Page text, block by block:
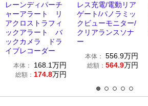
レーンディパーチ
ャーアラート リ
アクロストラフィ
ックアラート バ
ックカメラ ドラ
イブレコーダー
本体： 168.1万円
総額： 174.8万円
レス充電/電動リア
ゲート/パノラミッ
クビューモニター/
クリアランスソナ
ー
本体： 556.9万円
総額： 564.9万円